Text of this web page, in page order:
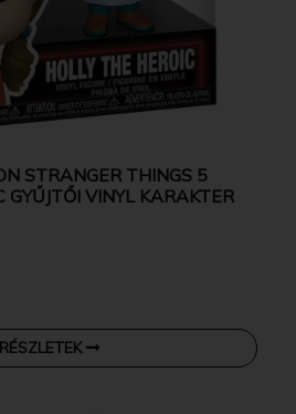
STRANGER THINGS 5
GYŰJTŐI VINYL KARAKTER
RÉSZLETEK